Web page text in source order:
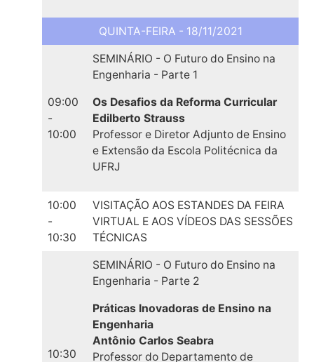
QUINTA-FEIRA - 18/11/2021
09:00
-
10:00
SEMINÁRIO - O Futuro do Ensino na
Engenharia - Parte 1
Os Desafios da Reforma Curricular
Edilberto Strauss
Professor e Diretor Adjunto de Ensino
e Extensão da Escola Politécnica da
UFRJ
10:00
-
10:30
VISITAÇÃO AOS ESTANDES DA FEIRA
VIRTUAL E AOS VÍDEOS DAS SESSÕES
TÉCNICAS
10:30
SEMINÁRIO - O Futuro do Ensino na
Engenharia - Parte 2
Práticas Inovadoras de Ensino na
Engenharia
Antônio Carlos Seabra
Professor do Departamento de